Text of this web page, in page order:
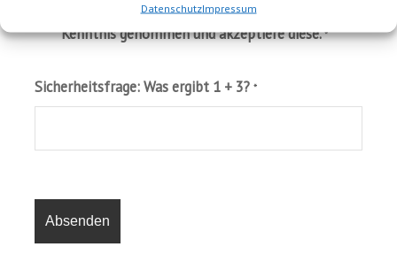
DatenschutzImpressum
Ich habe die Hinweise zumDatenschutz
Kenntnis genommen und akzeptiere diese.*
Sicherheitsfrage: Was ergibt 1 + 3? *